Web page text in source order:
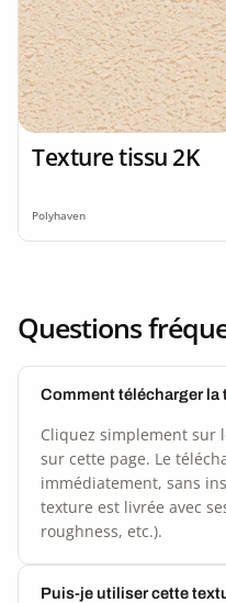
Texture tissu 2K
Polyhaven
Questions
Comment télécharger la
Cliquez simplement sur
sur cette page. Le
immédiatement, sans
texture est livrée avec
roughness, etc.).
Puis-je utiliser cette